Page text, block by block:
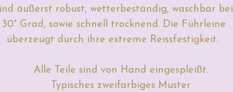
äußerst robust, wetterbeständig, waschbar bei
30° Grad, sowie schnell trocknend. Die Führleine
überzeugt durch ihre extreme Reissfestigkeit.
Alle Teile sind von Hand eingespleißt.
Typisches zweifarbiges Muster